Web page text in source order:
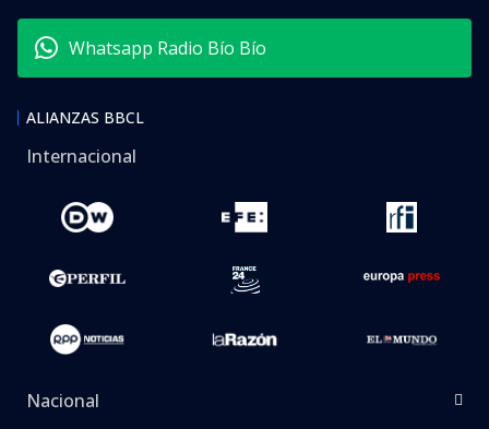
Whatsapp Radio Bío Bío
ALIANZAS BBCL
Internacional
Nacional